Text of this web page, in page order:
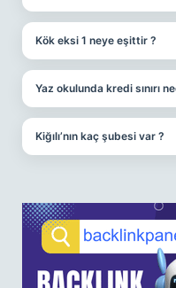
Kök eksi 1 neye eşittir ?
Yaz okulunda kredi sınırı
Kiğılı’nın kaç şubesi var ?